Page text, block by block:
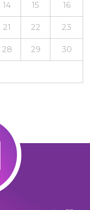
14 15 16
21 22 23
28 29 30